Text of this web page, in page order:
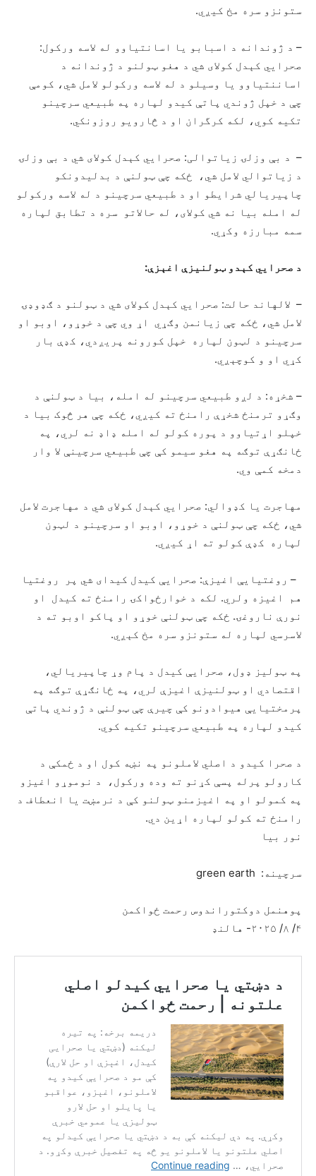
ستونزو سره مخ کیږي.
– د ژوندانه د اسبابو یا اسانتیاوو له لاسه ورکول:
صحرايي کېدل کولای شي د هغو ټولنو د ژوندانه د
اساننتیاوو یا وسیلو د له لاسه ورکولو لامل شي، کومې
چې د خپل ژوندي پاتې کیدو لپاره په طبیعي سرچینو
تکیه کوي، لکه کرگران او د څارویو روزونکي.
– د بې وزلۍ زیاتوالی: صحرايي کېدل کولای شي د بې وزلۍ
د زیاتوالي لامل شي، ځکه چې ټولنې د بدلیدونکو
چاپیریالي شرایطو او د طبیعي سرچینو د له لاسه ورکولو
له امله بیا نه شي کولای، له حالاتو سره د تطابق لپاره
سمه مبارزه وکړي.
د صحرايي کېدو ټولنیزې اغېزې:
– لالهاند حالت: صحرايي کېدل کولای شي د ټولنو د ګډوډۍ
لامل شي، ځکه چې زیانمن وګړي اړ وي چې د خوړو، اوبو او
سرچینو د لټون لپاره خپل کورونه پریږدي، کډې بار
کړي او و کوچېږي.
– شخړه: د لږو طبیعي سرچینو له امله، بیا د ټولنې د
وګړو ترمنځ شخړې رامنځ ته کیږي، ځکه چې هر څوک بیا د
خپلو اړتیاوو د پوره کولو له امله ډاډ نه لري، په
ځانګړې توګه په هغو سیمو کې چې طبیعي سرچینې لا وار
دمخه کمې وي.
مهاجرت یا کډوالي: صحرايي کېدل کولای شي د مهاجرت لامل
شي، ځکه چې ټولنې د خوړو، اوبو او سرچینو د لټون
لپاره کډې کولو ته اړ کیږي.
– روغتیایې اغیزې: صحرایې کیدل کیدای شي پر روغتیا
هم اغیزه ولري. لکه د خوارځواکۍ رامنځ ته کیدل او
نورې ناروغۍ. ځکه چې ټولنې خوړو او پاکو اوبو ته د
لاسرسي لپاره له ستونزو سره مخ کېږي.
په ټولیز ډول، صحرایې کیدل د پام وړ چاپیریالي،
اقتصادي او ټولنیزې اغیزې لري، په ځانګړې توګه په
پرمختیایې هیوادونو کې چیرې چې ټولنې د ژوندي پاتې
کیدو لپاره په طبیعي سرچینو تکیه کوي.
د صحرا کیدو د اصلي لاملونو په نښه کول او د ځمکې د
کارولو پرله پسې کړنو ته وده ورکول، د نوموړو اغیزو
په کمولو او په اغیزمنو ټولنو کې د نرمښت یا انعطاف د
رامنځ ته کولو لپاره اړین دي.
نور بیا
سرچینه: green earth
پوهنمل دوکتوراندوس رحمت ځواکمن
۴/ ۸/ ۲۰۲۵- هالنډ